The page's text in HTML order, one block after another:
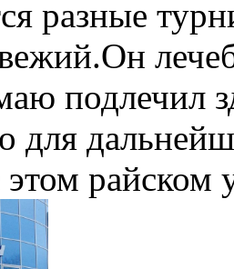
разные
подлечил
для
райском